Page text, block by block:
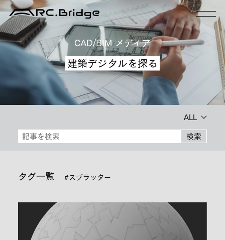
CAD/BIM メディア
建築デジタルを探る
ALL
検索
タグ一覧 #スプラッター